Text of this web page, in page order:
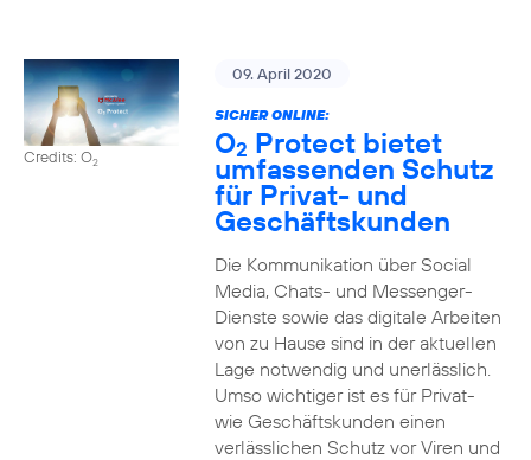
Credits: O2
09. April 2020
SICHER ONLINE:
O2 Protect bietet
umfassenden Schutz
für Privat- und
Geschäftskunden
Die Kommunikation über Social
Media, Chats- und Messenger-
Dienste sowie das digitale Arbeiten
von zu Hause sind in der aktuellen
Lage notwendig und unerlässlich.
Umso wichtiger ist es für Privat-
wie Geschäftskunden einen
verlässlichen Schutz vor Viren und